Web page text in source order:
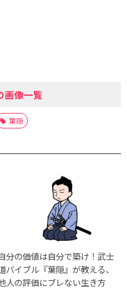
画像一覧
葉隠
分の価値は自分で築け！武士
バイブル『葉隠』が教える、
人の評価にブレない生き方